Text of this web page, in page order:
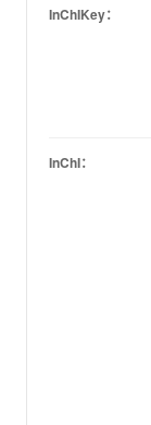
InChIKey：
InChI：